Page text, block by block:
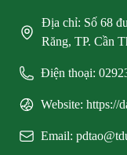
Địa chỉ: Số 68
Răng, TP. Cần
Điện thoại:
Website: https://
Email: